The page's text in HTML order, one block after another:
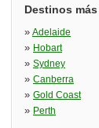
Destinos
» Adelaide
» Hobart
» Sydney
» Canberra
» Gold Coast
» Perth